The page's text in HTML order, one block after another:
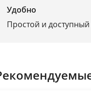
Удобно
Простой и